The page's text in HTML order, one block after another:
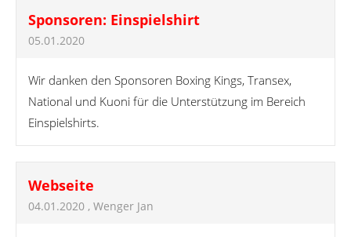
Sponsoren: Einspielshirt
05.01.2020
Wir danken den Sponsoren Boxing Kings, Transex,
National und Kuoni für die Unterstützung im Bereich
Einspielshirts.
Webseite
04.01.2020 , Wenger Jan